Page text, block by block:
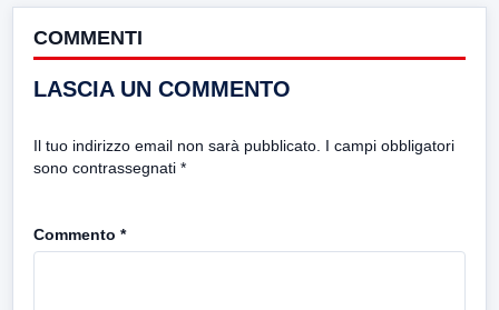
COMMENTI
LASCIA UN COMMENTO
Il tuo indirizzo email non sarà pubblicato. I campi obbligatori
sono contrassegnati *
Commento *